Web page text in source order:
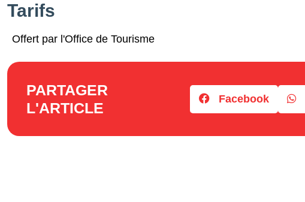
Tarifs
Offert par l'Office de Tourisme
PARTAGER
L'ARTICLE
Facebook